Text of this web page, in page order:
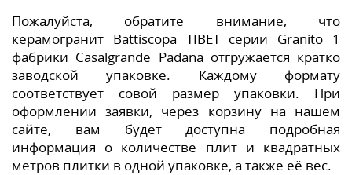
Пожалуйста, обратите внимание, что
керамогранит Battiscopa TIBET серии Granito 1
фабрики Casalgrande Padana отгружается кратко
заводской упаковке. Каждому формату
соответствует совой размер упаковки. При
оформлении заявки, через корзину на нашем
сайте, вам будет доступна подробная
информация о количестве плит и квадратных
метров плитки в одной упаковке, а также её вес.